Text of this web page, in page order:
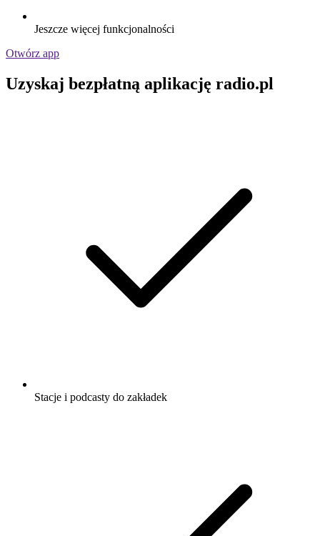
Jeszcze więcej funkcjonalności
Otwórz app
Uzyskaj bezpłatną aplikację radio.pl
Stacje i podcasty do zakładek